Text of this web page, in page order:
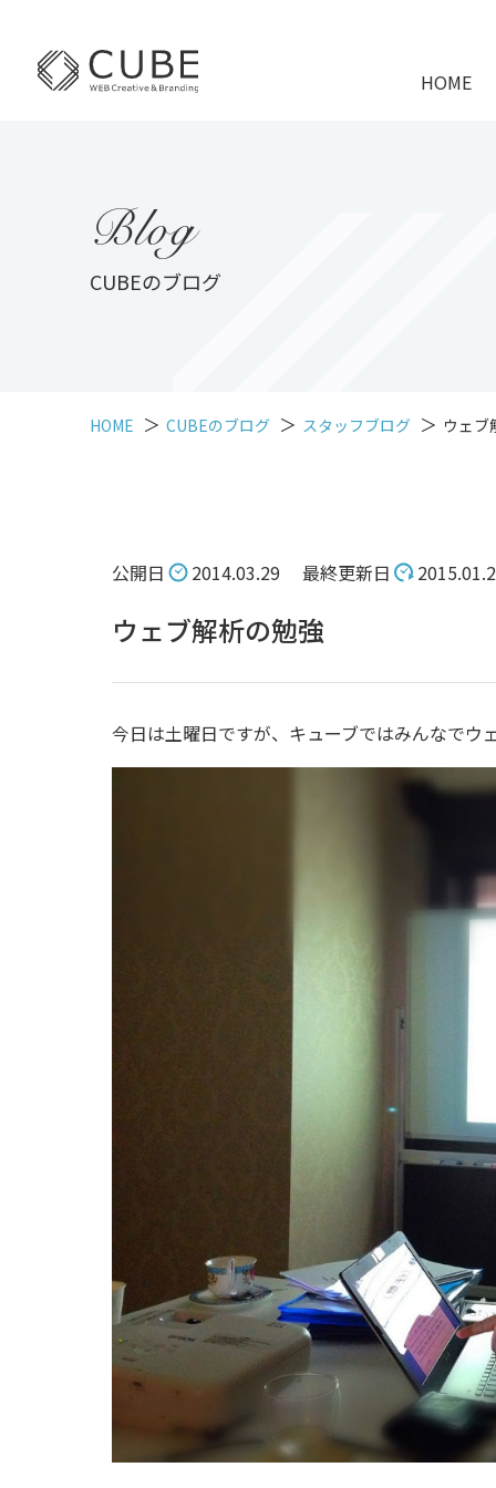
HOME
Blog
CUBEのブログ
HOME CUBEのブログ スタッフブログ ウェブ
公開日 2014.03.29 最終更新日
ウェブ解析の勉強
今日は土曜日ですが、キューブではみんなでウ